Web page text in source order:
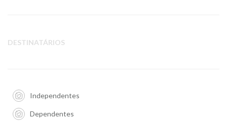
DESTINATÁRIOS
Independentes
Dependentes